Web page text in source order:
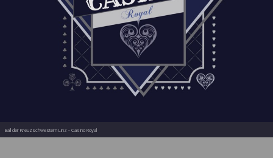
Ball der Kreuzschwestern Linz - Casino Royal